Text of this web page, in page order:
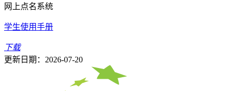
网上点名系统
学生使用手册
下载
更新日期：2026-07-20